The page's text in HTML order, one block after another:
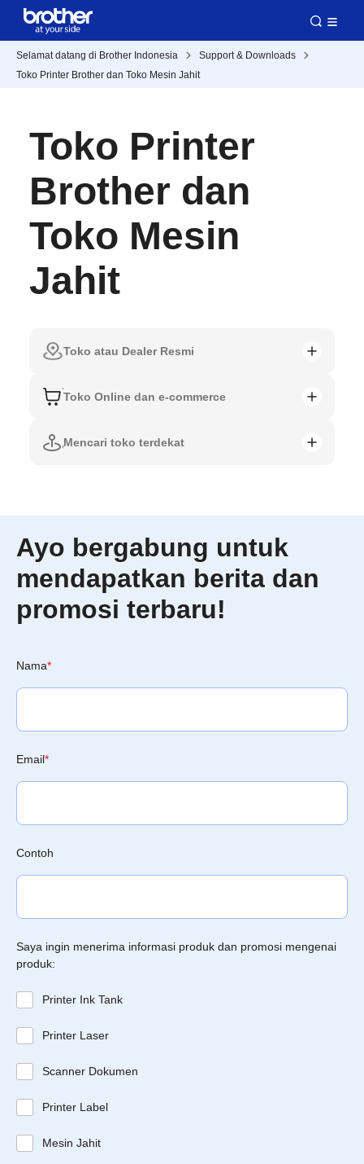
Selamat datang di Brother Indonesia
Support & Downloads
Toko Printer Brother dan Toko Mesin Jahit
Toko Printer
Brother dan
Toko Mesin
Jahit
Toko atau Dealer Resmi
Toko Online dan e-commerce
Mencari toko terdekat
Ayo bergabung untuk
mendapatkan berita dan
promosi terbaru!
Nama*
Email*
Contoh
Saya ingin menerima informasi produk dan promosi mengenai
produk:
Printer Ink Tank
Printer Laser
Scanner Dokumen
Printer Label
Mesin Jahit